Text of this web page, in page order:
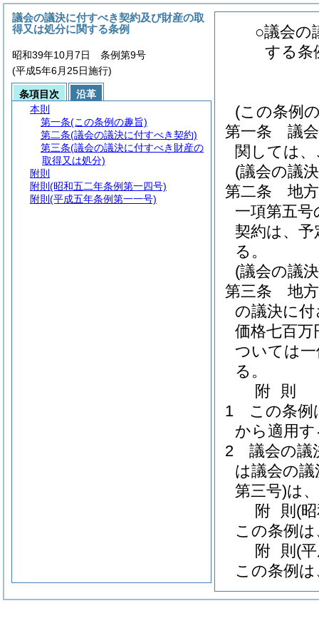
○議会の
する条
(この条例
第一条
議
関しては
(議会の議
第二条
地
一項第五
契約は、
る。
(議会の議
第三条
地
の議決に
価格七百万
ついては
る。
附 則
1
この条例
から適用
2
議会の議
は議会の
第三号)は
附 則 (
この条例
附 則 (
この条例
議会の議決に付すべき契約及び財産の取
得又は処分に関する条例
昭和39年10月7日 条例第9号
(平成5年6月25日施行)
条項目次
沿革
本則
第一条(この条例の趣旨)
第二条(議会の議決に付すべき契約)
第三条(議会の議決に付すべき財産の
取得又は処分)
附則
附則 (昭和五二年条例第一四号)
附則 (平成五年条例第一一号)